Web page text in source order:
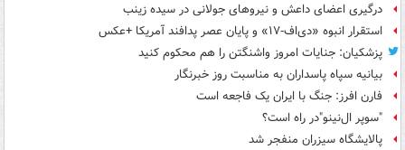
درگیری اعضای داعش و نیروهای جولانی در سیده زینب
استقرار انبوه «دی‌اف‑۱۷» و پایان عصر پدافند آمریکا +عکس
پزشکیان: جنایات امروز واشنگتن را هم محکوم کنید
بیانیه سپاه پاسداران به مناسبت روز خبرنگار
فارن افرز: جنگ با ایران یک فاجعه است
"سوپر ال‌نینو"در راه است؟
پالایشگاه سیزران منفجر شد